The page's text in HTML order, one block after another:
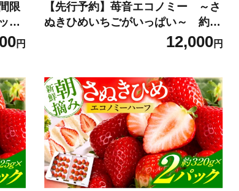
限
ト
物
し
度
定
三木
円
【先行予約】苺音エコノミー ～さ
ぬきひめいちごがいっぱい～ 約1,
280g | おすすめ 人気 果実 果肉 果
物 フルーツ デザート 贈り物 苺 さ
物 季節の果物 旬 季節 青果物 香川
県 三木町 |_mk137-001
12,000円